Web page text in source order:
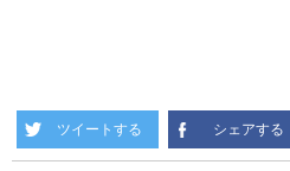
ツイートする シェアする